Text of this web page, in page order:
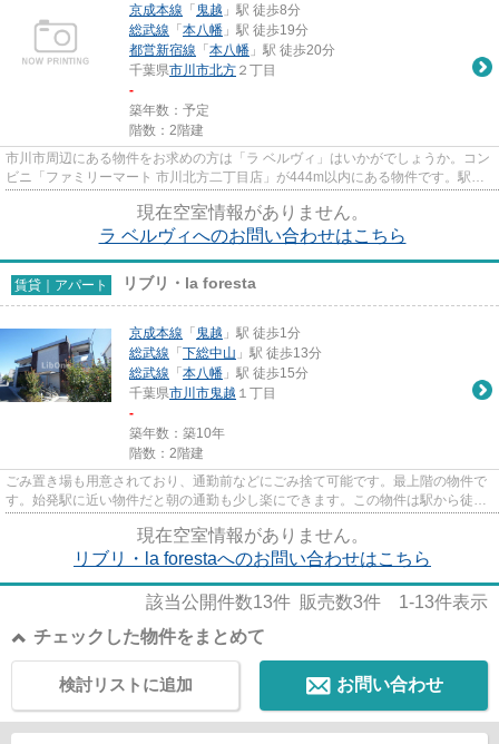
京成本線 「 鬼越 」駅 徒歩8分
総武線 「 本八幡 」駅 徒歩19分
都営新宿線 「 本八幡 」駅 徒歩20分
千葉県市川市北方 ２丁目
-
築年数：予定
階数：2階建
市川市周辺にある物件をお求めの方は「ラ ベルヴィ」はいかがでしょうか。コン
ビニ「ファミリーマート 市川北方二丁目店」が444m以内にある物件です。駅か
現在空室情報がありません。
ラ ベルヴィへのお問い合わせはこちら
賃貸｜アパート リブリ・la foresta
京成本線 「 鬼越 」駅 徒歩1分
総武線 「 下総中山 」駅 徒歩13分
総武線 「 本八幡 」駅 徒歩15分
千葉県市川市鬼越 １丁目
-
築年数：築10年
階数：2階建
ごみ置き場も用意されており、通勤前などにごみ捨て可能です。最上階の物件で
す。始発駅に近い物件だと朝の通勤も少し楽にできます。この物件は駅から徒歩
現在空室情報がありません。
リブリ・la forestaへのお問い合わせはこちら
該当公開件数13件 販売数3件 1-13件表示
チェックした物件をまとめて
お問い合わせ
検討リストに追加